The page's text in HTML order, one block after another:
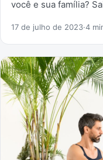
você e sua família?
17 de julho de 2023·4